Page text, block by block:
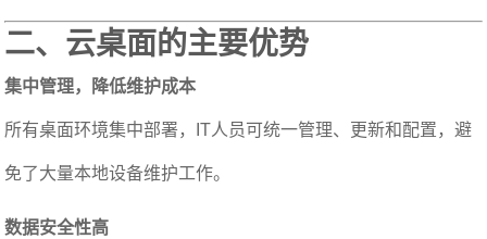
二、云桌面的主要优势
集中管理，降低维护成本
所有桌面环境集中部署，IT人员可统一管理、更新和配置，避
免了大量本地设备维护工作。
数据安全性高